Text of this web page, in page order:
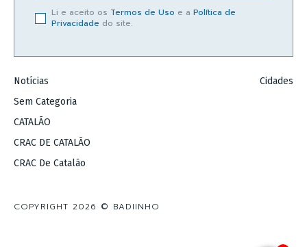
Li e aceito os Termos de Uso e a Política de
Privacidade do site.
Notícias
Sem Categoria
CATALÃO
CRAC DE CATALÃO
CRAC De Catalão
Cidades
COPYRIGHT 2026 © BADIINHO